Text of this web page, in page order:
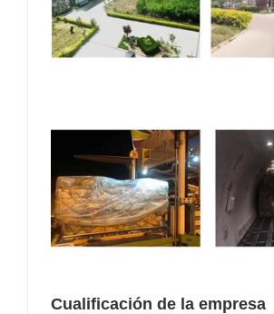
Cualificación de la empresa